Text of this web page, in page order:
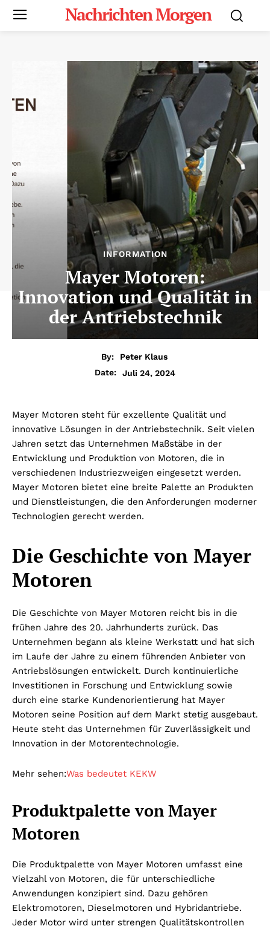
Nachrichten Morgen
INFORMATION
Mayer Motoren:
Innovation und Qualität in
der Antriebstechnik
By:
Peter Klaus
Date:
Juli 24, 2024
Mayer Motoren steht für exzellente Qualität und
innovative Lösungen in der Antriebstechnik. Seit vielen
Jahren setzt das Unternehmen Maßstäbe in der
Entwicklung und Produktion von Motoren, die in
verschiedenen Industriezweigen eingesetzt werden.
Mayer Motoren bietet eine breite Palette an Produkten
und Dienstleistungen, die den Anforderungen moderner
Technologien gerecht werden.
Die Geschichte von Mayer
Motoren
Die Geschichte von Mayer Motoren reicht bis in die
frühen Jahre des 20. Jahrhunderts zurück. Das
Unternehmen begann als kleine Werkstatt und hat sich
im Laufe der Jahre zu einem führenden Anbieter von
Antriebslösungen entwickelt. Durch kontinuierliche
Investitionen in Forschung und Entwicklung sowie
durch eine starke Kundenorientierung hat Mayer
Motoren seine Position auf dem Markt stetig ausgebaut.
Heute steht das Unternehmen für Zuverlässigkeit und
Innovation in der Motorentechnologie.
Mehr sehen:Was bedeutet KEKW
Produktpalette von Mayer
Motoren
Die Produktpalette von Mayer Motoren umfasst eine
Vielzahl von Motoren, die für unterschiedliche
Anwendungen konzipiert sind. Dazu gehören
Elektromotoren, Dieselmotoren und Hybridantriebe.
Jeder Motor wird unter strengen Qualitätskontrollen